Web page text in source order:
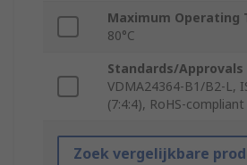
Maximum Operating
80°C
Standards/Approvals
VDMA24364-B1/B2-L,
(7:4:4), RoHS-compliant
Zoek vergelijkbare